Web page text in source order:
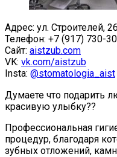
Адрес: ул. Строителей,
Телефон: +7 (917) 730-
Сайт: aistzub.com
VK: vk.com/aistzub
Insta: @stomatologia_aist
Думаете что подарить
красивую улыбку??
Профессиональная
процедур, благодаря
зубных отложений,